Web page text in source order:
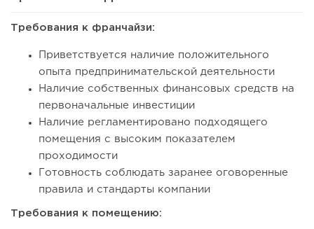
Требования к франчайзи:
Приветствуется наличие положительного
опыта предпринимательской деятельности
Наличие собственных финансовых средств на
первоначальные инвестиции
Наличие регламентировано подходящего
помещения с высоким показателем
проходимости
Готовность соблюдать заранее оговоренные
правила и стандарты компании
Требования к помещению: